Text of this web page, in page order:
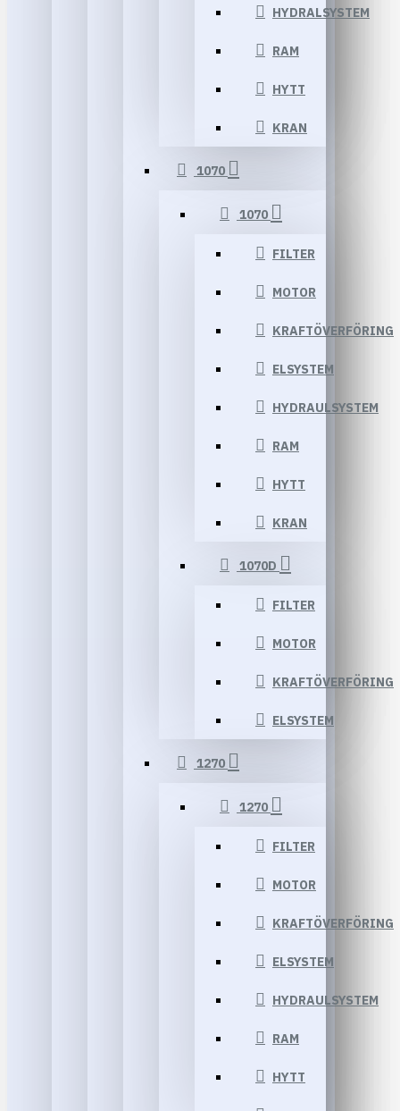
HYDRALSYSTEM
RAM
HYTT
KRAN
1070
1070
FILTER
MOTOR
KRAFTÖVERFÖRING
ELSYSTEM
HYDRAULSYSTEM
RAM
HYTT
KRAN
1070D
FILTER
MOTOR
KRAFTÖVERFÖRING
ELSYSTEM
1270
1270
FILTER
MOTOR
KRAFTÖVERFÖRING
ELSYSTEM
HYDRAULSYSTEM
RAM
HYTT